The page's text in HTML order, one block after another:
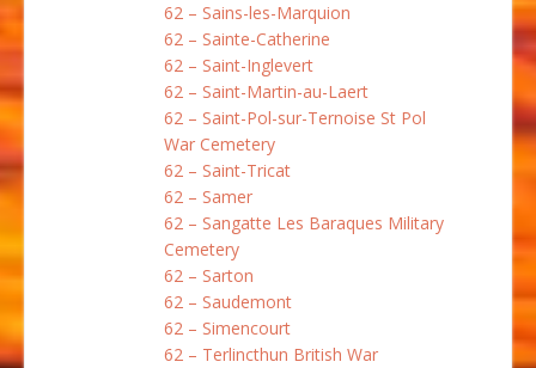
62 – Sains-les-Marquion
62 – Sainte-Catherine
62 – Saint-Inglevert
62 – Saint-Martin-au-Laert
62 – Saint-Pol-sur-Ternoise St Pol
War Cemetery
62 – Saint-Tricat
62 – Samer
62 – Sangatte Les Baraques Military
Cemetery
62 – Sarton
62 – Saudemont
62 – Simencourt
62 – Terlincthun British War